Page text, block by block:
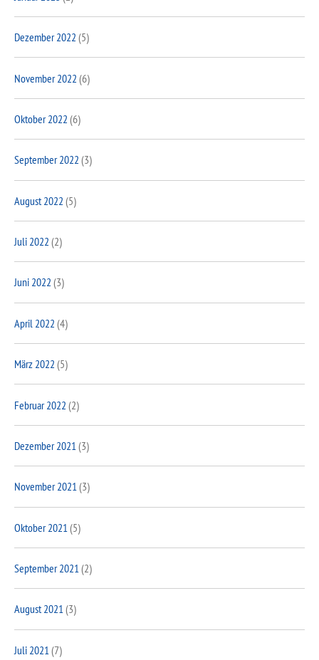
Dezember 2022 (5)
November 2022 (6)
Oktober 2022 (6)
September 2022 (3)
August 2022 (5)
Juli 2022 (2)
Juni 2022 (3)
April 2022 (4)
März 2022 (5)
Februar 2022 (2)
Dezember 2021 (3)
November 2021(3)
Oktober 2021 (5)
September 2021(2)
August 2021(3)
Juli 2021 (7)